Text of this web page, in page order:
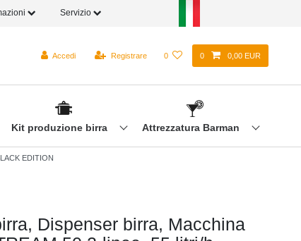
Servizio
Accedi Registrare 0 0 0,00 EUR
Kit produzione birra Attrezzatura Barman
EDITION
Dispenser birra, Macchina